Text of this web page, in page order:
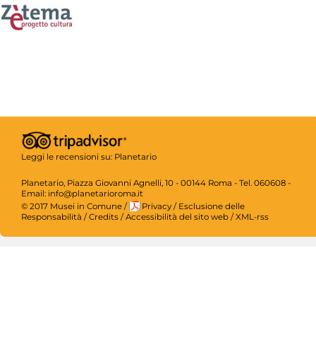
Leggi le recensioni su: Planetario
Planetario, Piazza Giovanni Agnelli, 10 - 00144 Roma - Tel. 060608 -
Email: info@planetarioroma.it
© 2017 Musei in Comune / Privacy / Esclusione delle
Responsabilità / Credits / Accessibilità del sito web / XML-rss